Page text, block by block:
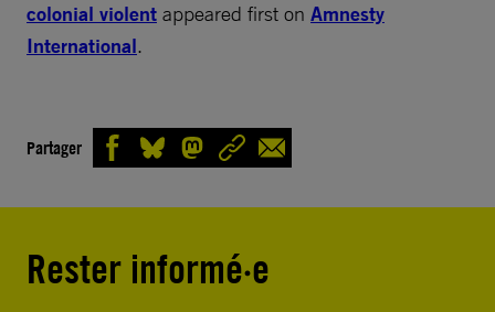
colonial violent appeared first on Amnesty
International.
Partager
Rester informé·e